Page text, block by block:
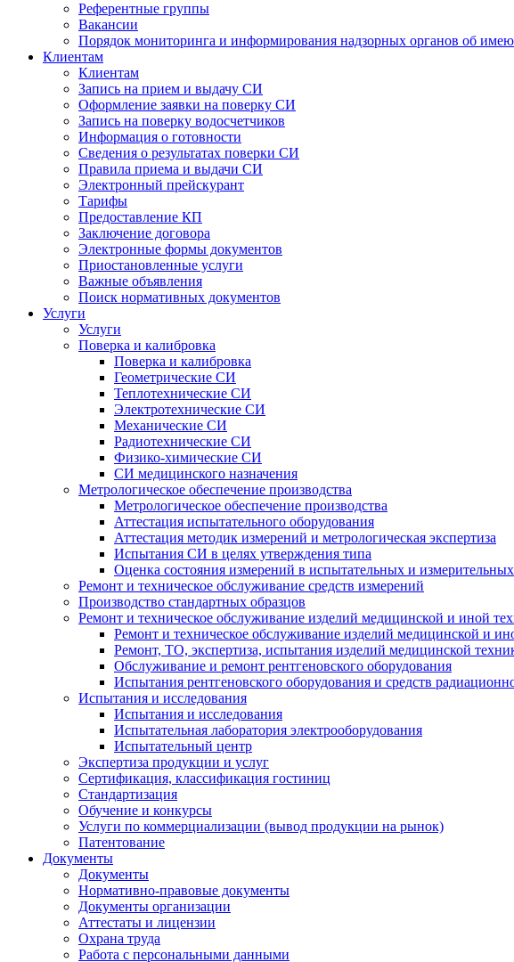
Референтные группы
Вакансии
Порядок мониторинга и информирования надзорных органов об
Клиентам
Клиентам
Запись на прием и выдачу СИ
Оформление заявки на поверку СИ
Запись на поверку водосчетчиков
Информация о готовности
Сведения о результатах поверки СИ
Правила приема и выдачи СИ
Электронный прейскурант
Тарифы
Предоставление КП
Заключение договора
Электронные формы документов
Приостановленные услуги
Важные объявления
Поиск нормативных документов
Услуги
Услуги
Поверка и калибровка
Поверка и калибровка
Геометрические СИ
Теплотехнические СИ
Электротехнические СИ
Механические СИ
Радиотехнические СИ
Физико-химические СИ
СИ медицинского назначения
Метрологическое обеспечение производства
Метрологическое обеспечение производства
Аттестация испытательного оборудования
Аттестация методик измерений и метрологическая экспертиза
Испытания СИ в целях утверждения типа
Оценка состояния измерений в испытательных и
Ремонт и техническое обслуживание средств измерений
Производство стандартных образцов
Ремонт и техническое обслуживание изделий медицинской и иной
Ремонт и техническое обслуживание изделий медицинской и
Ремонт, ТО, экспертиза, испытания изделий медицинской
Обслуживание и ремонт рентгеновского оборудования
Испытания рентгеновского оборудования и средств
Испытания и исследования
Испытания и исследования
Испытательная лаборатория электрооборудования
Испытательный центр
Экспертиза продукции и услуг
Сертификация, классификация гостиниц
Стандартизация
Обучение и конкурсы
Услуги по коммерциализации (вывод продукции на рынок)
Патентование
Документы
Документы
Нормативно-правовые документы
Документы организации
Аттестаты и лицензии
Охрана труда
Работа с персональными данными